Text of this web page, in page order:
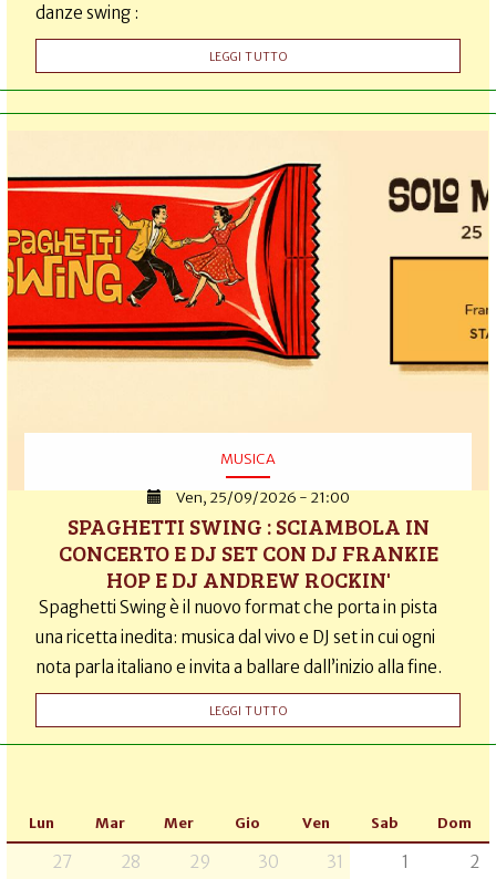
danze swing :
LEGGI TUTTO
MUSICA
Ven, 25/09/2026 - 21:00
SPAGHETTI SWING : SCIAMBOLA IN
CONCERTO E DJ SET CON DJ FRANKIE
HOP E DJ ANDREW ROCKIN'
Spaghetti Swing è il nuovo format che porta in pista
una ricetta inedita: musica dal vivo e DJ set in cui ogni
nota parla italiano e invita a ballare dall’inizio alla fine.
LEGGI TUTTO
Lun Mar Mer Gio Ven Sab Dom
27 28 29 30 31 1
2